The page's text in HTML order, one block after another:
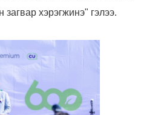
хэрэгжинэ" гэлээ.